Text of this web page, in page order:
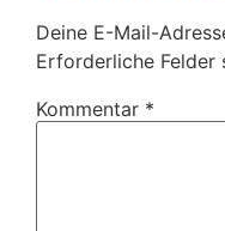
Deine E-Mail-
Erforderliche Felder
Kommentar *